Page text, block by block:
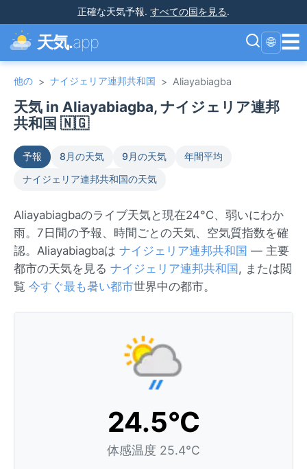
正確な天気予報. すべての国を見る.
天気.app 🌐 ☰
他の > ナイジェリア連邦共和国 > Aliayabiagba
天気 in Aliayabiagba, ナイジェリア連邦
共和国 🇳🇬
予報 8月の天気 9月の天気
年間平均
ナイジェリア連邦共和国の天気
Aliayabiagbaのライブ天気と現在24°C、弱いにわか
雨。7日間の予報、時間ごとの天気、空気質指数を確
認。Aliayabiagbaは ナイジェリア連邦共和国 — 主要
都市の天気を見る ナイジェリア連邦共和国 , または閲
覧 今すぐ最も暑い都市世界中の都市。
24.5°C
体感温度 25.4°C